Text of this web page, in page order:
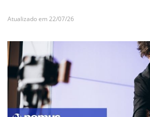
Atualizado em 22/07/26